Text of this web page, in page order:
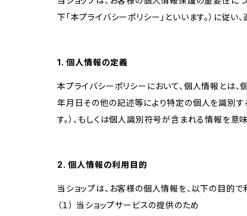
下「本プライバシーポリシー」といいます。）に従
1. 個人情報の定義
本プライバシーポリシーにおいて、個人情報とは
年月日その他の記述等により特定の個人を識別す
す。）、もしくは個人識別符号が含まれる情報を意
2. 個人情報の利用目的
当ショップは、お客様の個人情報を、以下の目的で
（１） 当ショップサービスの提供のため